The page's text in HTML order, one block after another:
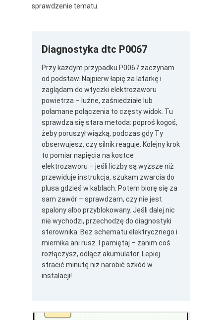
sprawdzenie tematu.
Diagnostyka dtc P0067
Przy każdym przypadku P0067 zaczynam
od podstaw. Najpierw łapię za latarkę i
zaglądam do wtyczki elektrozaworu
powietrza – luźne, zaśniedziałe lub
połamane połączenia to częsty widok. Tu
sprawdza się stara metoda: poproś kogoś,
żeby poruszył wiązką, podczas gdy Ty
obserwujesz, czy silnik reaguje. Kolejny krok
to pomiar napięcia na kostce
elektrozaworu – jeśli liczby są wyższe niż
przewiduje instrukcja, szukam zwarcia do
plusa gdzieś w kablach. Potem biorę się za
sam zawór – sprawdzam, czy nie jest
spalony albo przyblokowany. Jeśli dalej nic
nie wychodzi, przechodzę do diagnostyki
sterownika. Bez schematu elektrycznego i
miernika ani rusz. I pamiętaj – zanim coś
rozłączysz, odłącz akumulator. Lepiej
stracić minutę niż narobić szkód w
instalacji!